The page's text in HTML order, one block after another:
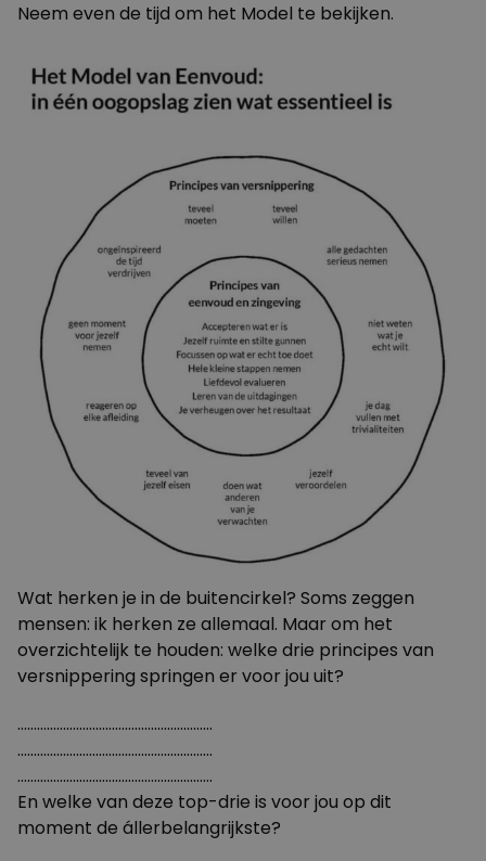
Neem even de tijd om het Model te bekijken.
Wat herken je in de buitencirkel? Soms zeggen
mensen: ik herken ze allemaal. Maar om het
overzichtelijk te houden: welke drie principes van
versnippering springen er voor jou uit?
……………………………………………………
……………………………………………………
……………………………………………………
En welke van deze top-drie is voor jou op dit
moment de állerbelangrijkste?